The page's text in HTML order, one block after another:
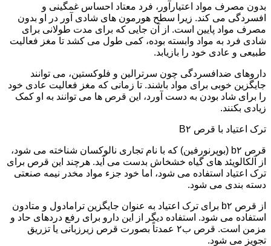
بدون مصرف مواد اعتیارآور، فرد معتاد احساس غمگینی و
افسردگی می کند. زیرا سطح هورمون های شادی آور در او بدون
مصرف مواد پایین است. از آن جایی که برای مدت طولانی برای
شادی فرد به مواد وابسته بوده، کمی طول می کشد تا مغز فعالیت
طبیعی و عادی خود را بازیابد.
داروهای ضدافسردگی چون سرترالین و فلوکستین، می توانند
جایگزین خوبی برای مواد باشند. تا زمانی که مغز فعالیت عادی خود
را برای شاد بودن به دست آورد، این قرص ها می توانند به او کمک
زیادی بکنند.
ترک اعتیاد با قرص B۲
قرص b۲ (بوپرنورفین) که با نام تجاری نالوکسان شناخته می شود،
از آلکالویئد های گیاه خشخاش بدست می آید. هرچند این قرص برای
ترک اعتیاد استفاده می شود، اما خود جزء مواد مخدر نیمه صنعتی
دسته بندی می شود.
از قرص b۲ برای ترک اعتیاد به عنوان جایگزین ترامادول و متادون
استفاده می شود. استفاده دیگر از این دارو برای رفع دردهای حاد و
مزمن است. قرص ب۲ عمدتاً بصورت قرص زیرزبانی یا تزریق
تجویز می شود.